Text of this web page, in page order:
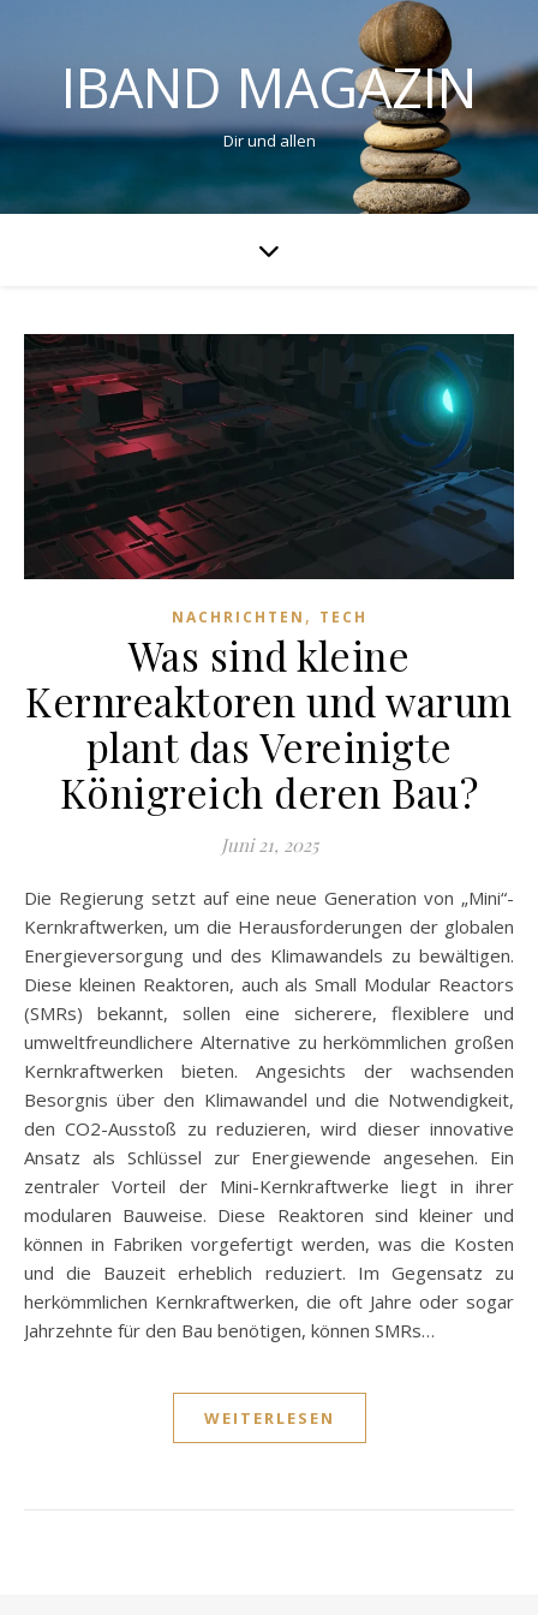
IBAND MAGAZIN
Dir und allen
NACHRICHTEN , TECH
Was sind kleine
Kernreaktoren und warum
plant das Vereinigte
Königreich deren Bau?
Juni 21, 2025
Die Regierung setzt auf eine neue Generation von „Mini“-
Kernkraftwerken, um die Herausforderungen der globalen
Energieversorgung und des Klimawandels zu bewältigen.
Diese kleinen Reaktoren, auch als Small Modular Reactors
(SMRs) bekannt, sollen eine sicherere, flexiblere und
umweltfreundlichere Alternative zu herkömmlichen großen
Kernkraftwerken bieten. Angesichts der wachsenden
Besorgnis über den Klimawandel und die Notwendigkeit,
den CO2-Ausstoß zu reduzieren, wird dieser innovative
Ansatz als Schlüssel zur Energiewende angesehen. Ein
zentraler Vorteil der Mini-Kernkraftwerke liegt in ihrer
modularen Bauweise. Diese Reaktoren sind kleiner und
können in Fabriken vorgefertigt werden, was die Kosten
und die Bauzeit erheblich reduziert. Im Gegensatz zu
herkömmlichen Kernkraftwerken, die oft Jahre oder sogar
Jahrzehnte für den Bau benötigen, können SMRs…
WEITERLESEN